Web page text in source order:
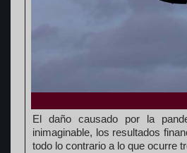
El daño causado por la
inimaginable, los resultados
todo lo contrario a lo que ocurre